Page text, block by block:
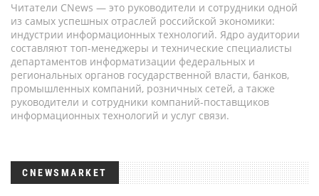
Читатели CNews — это руководители и сотрудники одной
из самых успешных отраслей российской экономики:
индустрии информационных технологий. Ядро аудитории
составляют топ-менеджеры и технические специалисты
департаментов информатизации федеральных и
региональных органов государственной власти, банков,
промышленных компаний, розничных сетей, а также
руководители и сотрудники компаний-поставщиков
информационных технологий и услуг связи.
CNEWSMARKET